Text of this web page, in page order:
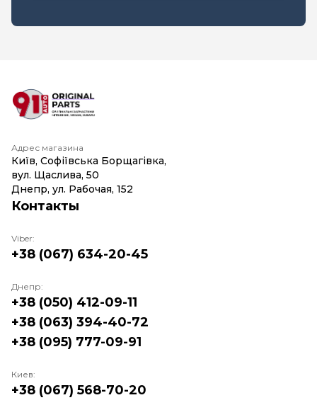
Адрес магазина
Київ, Софіївська Борщагівка,
вул. Щаслива, 50
Днепр, ул. Рабочая, 152
Контакты
Viber:
+38 (067) 634-20-45
Днепр:
+38 (050) 412-09-11
+38 (063) 394-40-72
+38 (095) 777-09-91
Киев:
+38 (067) 568-70-20